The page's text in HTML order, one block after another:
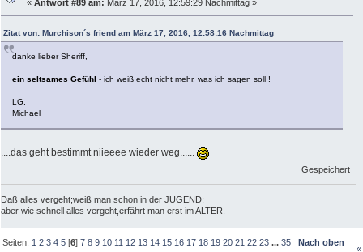
«Antwort #89 am: März 17, 2016, 12:59:29 Nachmittag »
Zitat von: Murchison´s friend am März 17, 2016, 12:58:16 Nachmittag
danke lieber Sheriff,
ein seltsames Gefühl - ich weiß echt nicht mehr, was ich sagen soll !
LG,
Michael
....das geht bestimmt niieeee wieder weg......
Gespeichert
Daß alles vergeht;weiß man schon in der JUGEND;
aber wie schnell alles vergeht,erfährt man erst im ALTER.
Seiten: 1 2 3 4 5 [6]7 8 9 10 11 12 13 14 15 16 17 18 19 20 21 22 23 ...35 Nach oben
«